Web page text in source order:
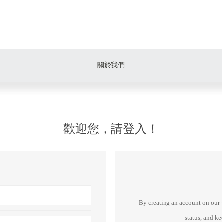
關於我們
歡迎您，請登入！
By creating an account on our
status, and